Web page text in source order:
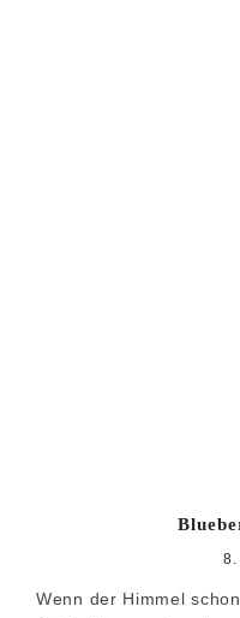
8.
Wenn der Himmel